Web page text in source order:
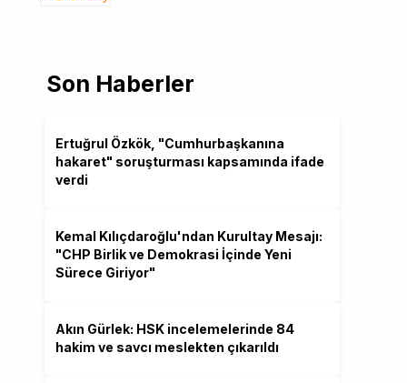
Son Haberler
Ertuğrul Özkök, "Cumhurbaşkanına
hakaret" soruşturması kapsamında ifade
verdi
Kemal Kılıçdaroğlu'ndan Kurultay Mesajı:
"CHP Birlik ve Demokrasi İçinde Yeni
Sürece Giriyor"
Akın Gürlek: HSK incelemelerinde 84
hakim ve savcı meslekten çıkarıldı